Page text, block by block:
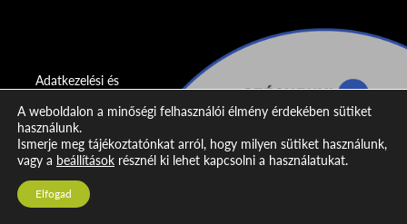
Adatkezelési és
nyilatkozat
Impresszum
Kapcsolat
A weboldalon a minőségi felhasználói élmény érdekében sütiket
használunk.
Ismerje meg tájékoztatónkat arról, hogy milyen sütiket használunk,
vagy a beállítások résznél ki lehet kapcsolni a használatukat.
Elfogad